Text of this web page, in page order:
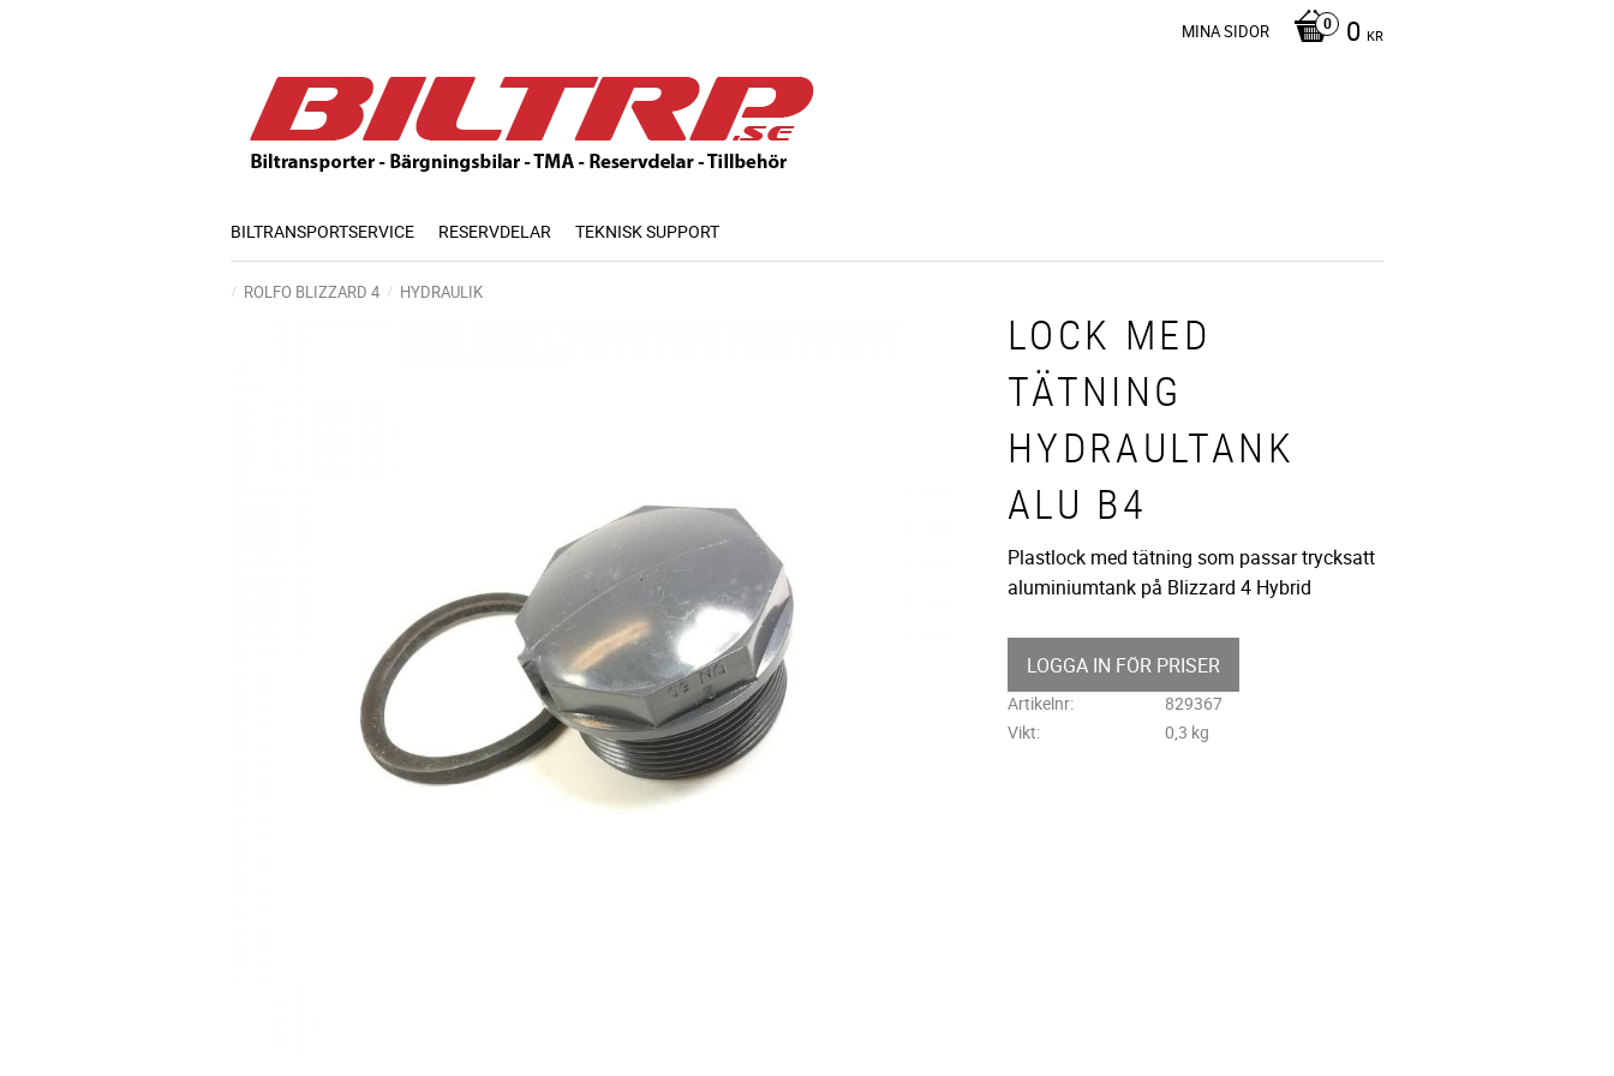
0 KR
MINA SIDOR
BILTRANSPORTSERVICE RESERVDELAR TEKNISK SUPPORT
ROLFO BLIZZARD 4 HYDRAULIK
LOCK MED
TÄTNING
HYDRAULTANK
ALU B4
Plastlock med tätning som passar trycksatt
aluminiumtank på Blizzard 4 Hybrid
LOGGA IN FÖR PRISER
Artikelnr
829367
Vikt
0,3 kg